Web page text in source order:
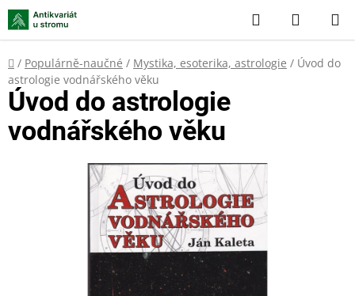
Přejít
na
obsah
Hledat
KOŠÍK
Domů
/ Populárně-naučné / Mystika, esoterika, astrologie / Úvod do
astrologie vodnářského věku
Úvod do astrologie
vodnářského věku